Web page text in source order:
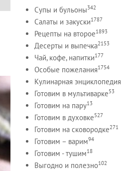
Супы и бульоны342
Салаты и закуски1787
Рецепты на второе1893
Десерты и выпечка2153
Чай, кофе, напитки177
Особые пожелания1754
Кулинарная энциклопедия
Готовим в мультиварке53
Готовим на пару13
Готовим в духовке527
Готовим на сковородке271
Готовим – варим94
Готовим - тушим18
Выгодно и полезно102